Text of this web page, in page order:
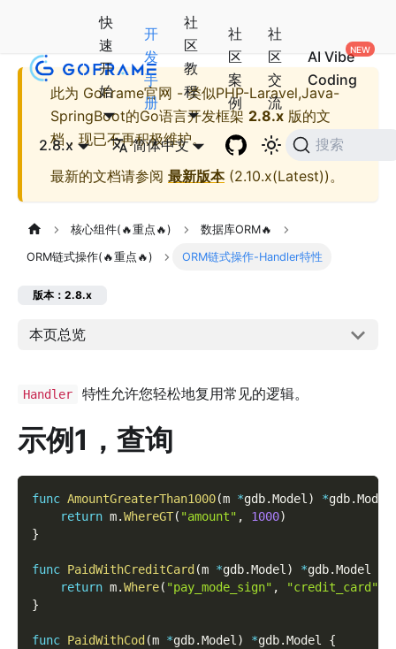
快
速
开
始
开
发
手
册
社
区
教
程
社
区
案
例
社
区
交
流
AI Vibe
Coding
2.8.x 简体中文 搜索
此为 GoFrame官网 - 类似PHP-Laravel,Java-
SpringBoot的Go语言开发框架 2.8.x 版的文
档，现已不再积极维护。
最新的文档请参阅 最新版本(2.10.x(Latest))。
核心组件(🔥重点🔥) 数据库ORM🔥
ORM链式操作(🔥重点🔥) ORM链式操作-Handler特性
版本：2.8.x
本页总览
Handler 特性允许您轻松地复用常见的逻辑。
示例1，查询
func AmountGreaterThan1000(m *gdb.Model ) *gdb.
return m.WhereGT( "amount" , 1000)
}
func PaidWithCreditCard (m *gdb.Model ) *gdb.Model
return m.Where( "pay_mode_sign" , "credit_card"
}
func PaidWithCod (m *gdb.Model ) *gdb.Model {